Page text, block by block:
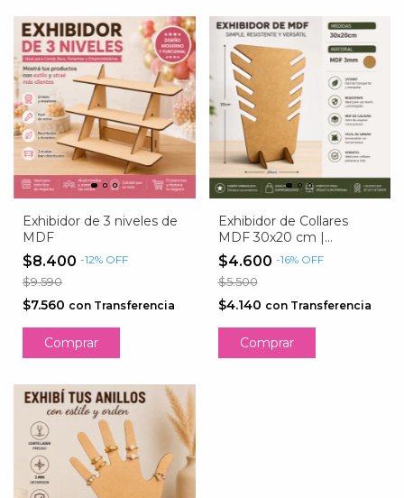
Exhibidor de 3 niveles de
MDF
$8.400 -12% OFF
$9.590
$7.560 con Transferencia
Exhibidor de Collares
MDF 30x20 cm |
Organizador Porta Joyas
y Accesorios
$4.600 -16% OFF
$5.500
$4.140 con Transferencia